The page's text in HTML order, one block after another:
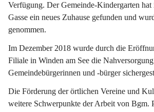
Verfügung. Der Gemeinde-Kindergarten hat
Gasse ein neues Zuhause gefunden und
genommen.
Im Dezember 2018 wurde durch die
Filiale in Winden am See die
Gemeindebürgerinnen und -bürger
Die Förderung der örtlichen Vereine und
weitere Schwerpunkte der Arbeit von Bgm.